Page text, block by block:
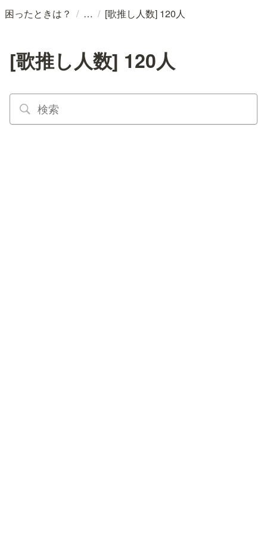
困ったときは？ / / [歌推し人数] 120人
[歌推し人数] 120人